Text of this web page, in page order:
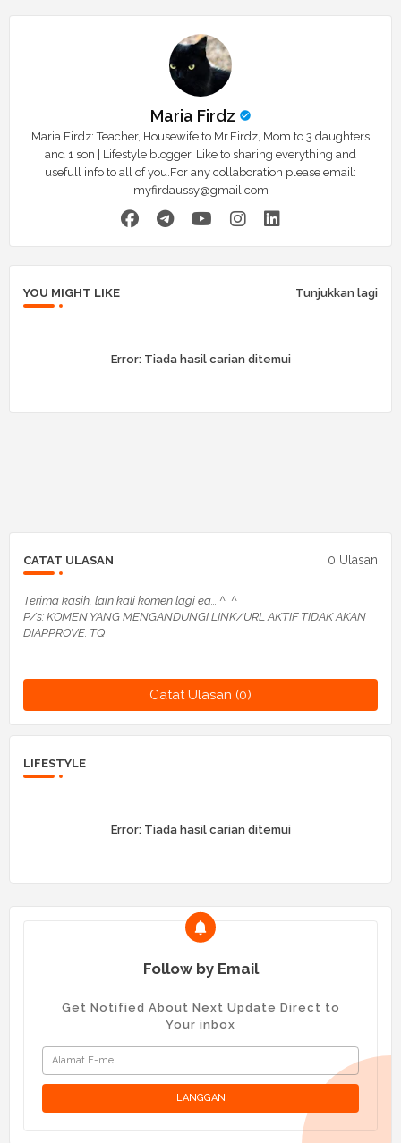
Maria Firdz
Maria Firdz: Teacher, Housewife to Mr.Firdz, Mom to 3 daughters
and 1 son | Lifestyle blogger, Like to sharing everything and
usefull info to all of you.For any collaboration please email:
myfirdaussy@gmail.com
YOU MIGHT LIKE Tunjukkan lagi
Error:Tiada hasil carian ditemui
CATAT ULASAN 0 Ulasan
Terima kasih, lain kali komen lagi ea... ^_^
P/s: KOMEN YANG MENGANDUNGI LINK/URL AKTIF TIDAK AKAN
DIAPPROVE. TQ
Catat Ulasan (0)
LIFESTYLE
Error:Tiada hasil carian ditemui
Follow by Email
Get Notified About Next Update Direct to
Your inbox